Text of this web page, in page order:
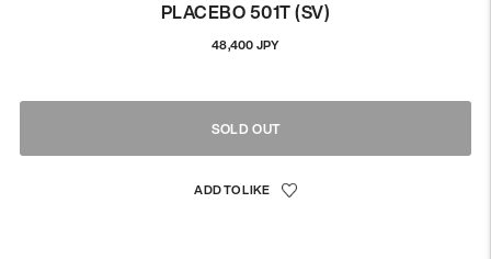
PLACEBO 501T (SV)
48,400 JPY通
格
SOLD OUT